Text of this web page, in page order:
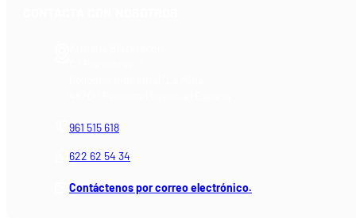
961 515 618
622 62 54 34
Contáctenos por correo electrónico.